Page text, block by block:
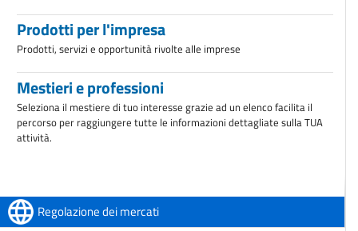
Prodotti per l'impresa
Prodotti, servizi e opportunità rivolte alle imprese
Mestieri e professioni
Seleziona il mestiere di tuo interesse grazie ad un elenco facilita il
percorso per raggiungere tutte le informazioni dettagliate sulla TUA
attività.
Regolazione dei mercati